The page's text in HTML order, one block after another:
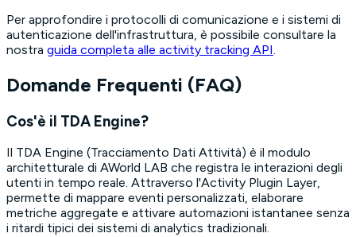
Per approfondire i protocolli di comunicazione e i sistemi di
autenticazione dell'infrastruttura, è possibile consultare la
nostra guida completa alle activity tracking API.
Domande Frequenti (FAQ)
Cos'è il TDA Engine?
Il TDA Engine (Tracciamento Dati Attività) è il modulo
architetturale di AWorld LAB che registra le interazioni degli
utenti in tempo reale. Attraverso l'Activity Plugin Layer,
permette di mappare eventi personalizzati, elaborare
metriche aggregate e attivare automazioni istantanee senza
i ritardi tipici dei sistemi di analytics tradizionali.